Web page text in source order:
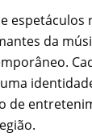
espetáculos
da
de